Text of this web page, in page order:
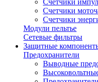
Счетчики
Счетчики
Счетчики
Модули пельтье
Сетевые фильтры
Защитные
Предохранители
Выводные